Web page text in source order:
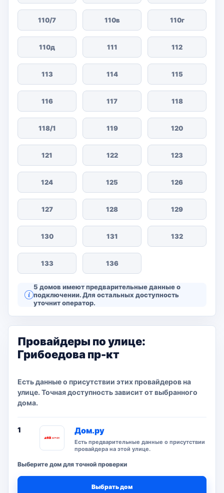
110/7 110в 110г
110д 111 112
113 114 115
116 117 118
118/1 119 120
121 122 123
124 125 126
127 128 129
130 131 132
133 136
5 домов имеют предварительные данные о
подключении. Для остальных доступность
уточнит оператор.
Провайдеры по улице:
Грибоедова пр-кт
Есть данные о присутствии этих провайдеров на
улице. Точная доступность зависит от выбранного
дома.
1 Дом.ру
Есть предварительные данные о присутствии
провайдера на этой улице.
Выберите дом для точной проверки
Выбрать дом